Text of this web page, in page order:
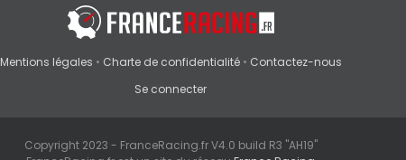
Mentions légales • Charte de confidentialité• Contactez-nous
Se connecter
Copyright 2023 - FranceRacing.fr V4.0 build R3 "AH19"